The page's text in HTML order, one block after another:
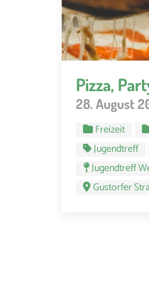
Pizza,
28. August
Freizeit
Jugendtreff
Jugendtreff
Gustorfer